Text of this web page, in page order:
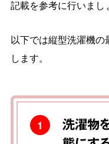
記載を参考に行いまし
以下では縦型洗濯機
します。
1
洗濯物